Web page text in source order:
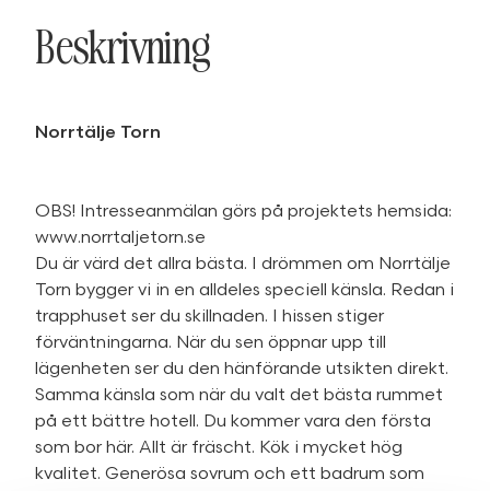
Beskrivning
Norrtälje Torn
OBS! Intresseanmälan görs på projektets hemsida:
www.norrtaljetorn.se
Du är värd det allra bästa. I drömmen om Norrtälje
Torn bygger vi in en alldeles speciell känsla. Redan i
trapphuset ser du skillnaden. I hissen stiger
förväntningarna. När du sen öppnar upp till
lägenheten ser du den hänförande utsikten direkt.
Samma känsla som när du valt det bästa rummet
på ett bättre hotell. Du kommer vara den första
som bor här. Allt är fräscht. Kök i mycket hög
kvalitet. Generösa sovrum och ett badrum som